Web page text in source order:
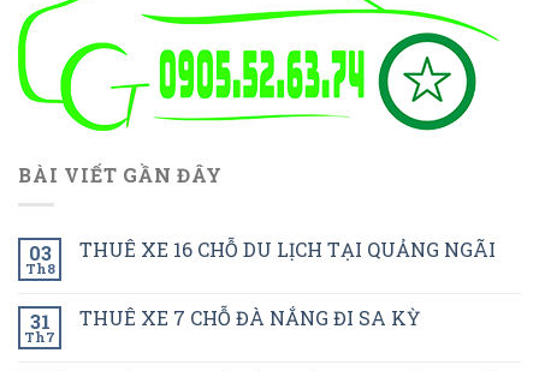
BÀI VIẾT GẦN ĐÂY
03
Th8
THUÊ XE 16 CHỖ DU LỊCH TẠI QUẢNG NGÃI
31
Th7
THUÊ XE 7 CHỖ ĐÀ NẮNG ĐI SA KỲ